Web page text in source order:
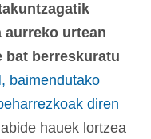
aurreko urtean
bat berreskuratu
baimendutako
diren
hauek lortzea